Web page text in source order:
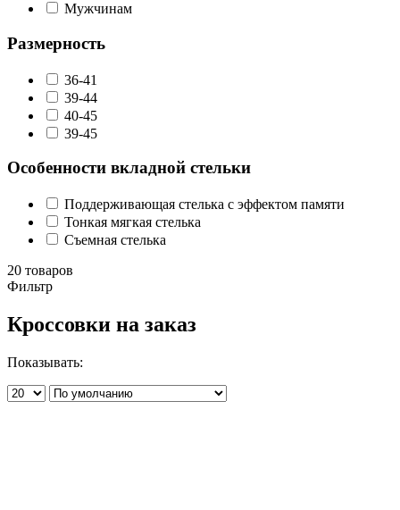
Мужчинам
Размерность
36-41
39-44
40-45
39-45
Особенности вкладной стельки
Поддерживающая стелька с эффектом памяти
Тонкая мягкая стелька
Съемная стелька
20 товаров
Фильтр
Кроссовки на заказ
Показывать: